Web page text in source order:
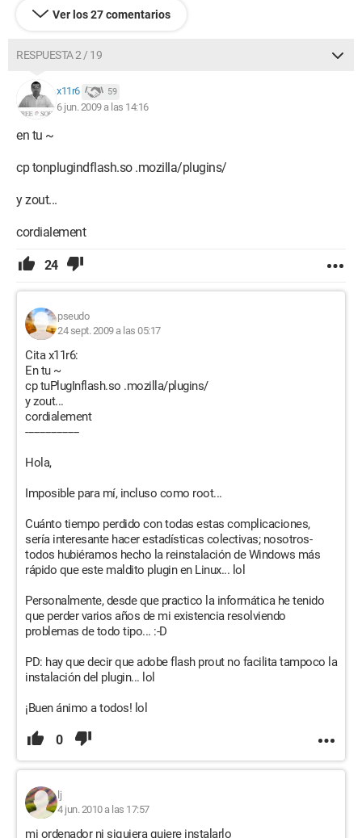
Ver los 27 comentarios
RESPUESTA 2 / 19
x11r6 59
6 jun. 2009 a las 14:16
en tu ~
cp tonplugindflash.so .mozilla/plugins/
y zout...
cordialement
24
pseudo
24 sept. 2009 a las 05:17
Cita x11r6:
En tu ~
cp tuPlugInflash.so .mozilla/plugins/
y zout...
cordialement
-------------------
Hola,
Imposible para mí, incluso como root...
Cuánto tiempo perdido con todas estas complicaciones,
sería interesante hacer estadísticas colectivas; nosotros-
todos hubiéramos hecho la reinstalación de Windows más
rápido que este maldito plugin en Linux... lol
Personalmente, desde que practico la informática he tenido
que perder varios años de mi existencia resolviendo
problemas de todo tipo... :-D
PD: hay que decir que adobe flash prout no facilita tampoco la
instalación del plugin... lol
¡Buen ánimo a todos! lol
0
lj
4 jun. 2010 a las 17:57
mi ordenador ni siquiera quiere instalarlo